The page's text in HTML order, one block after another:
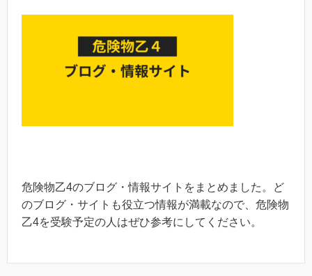
危険物乙4のブログ・情報サイトをまとめました。ど
のブログ・サイトも役立つ情報が満載なので、危険物
乙4を受験予定の人はぜひ参考にしてください。